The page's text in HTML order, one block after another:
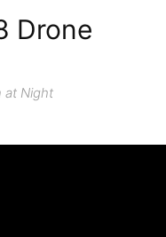
Drone
at Night